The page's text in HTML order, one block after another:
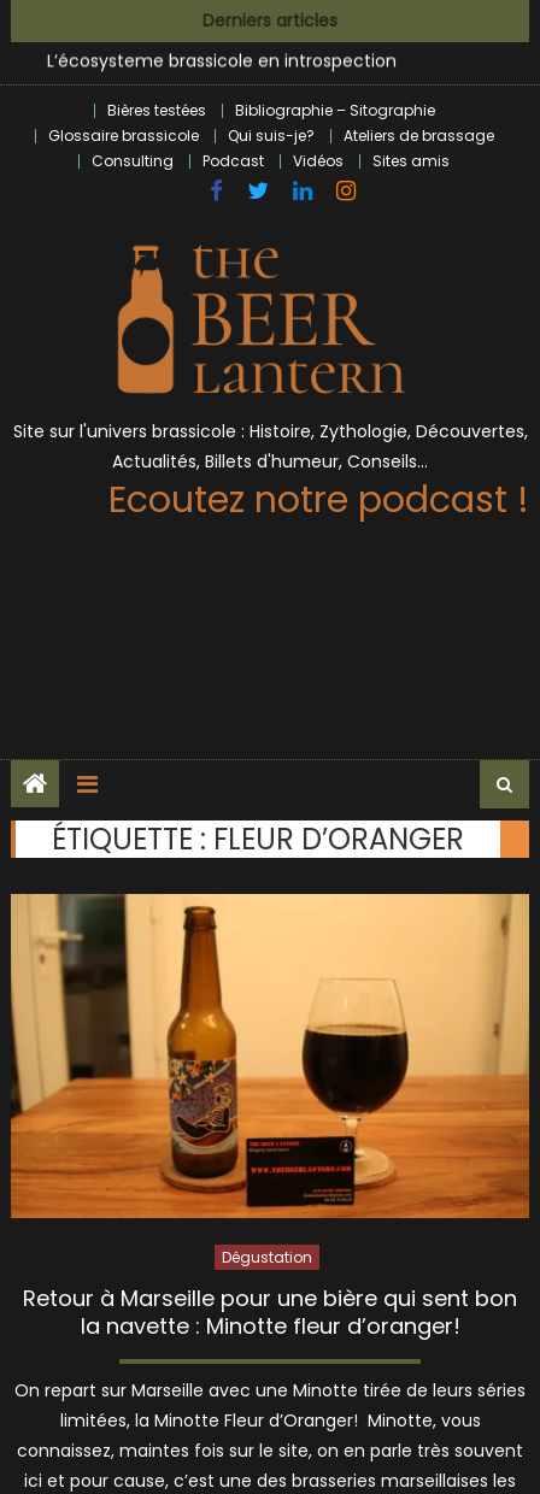
to
content
Derniers articles
L’écosysteme brassicole en introspection
Zoumaï : pionnier de la révolution craft à Marseille
L’intelligence artificielle dans le milieu brassicole
BrewDog racheté par Tilray pour une bouchée de pain ?
Bières et célébrités
Bières testées
Bibliographie – Sitographie
Glossaire brassicole
Qui suis-je?
Ateliers de brassage
Consulting
Podcast Vidéos Sites amis
Site sur l'univers brassicole : Histoire, Zythologie, Découvertes,
Actualités, Billets d'humeur, Conseils…
Ecoutez notre podcast !
ÉTIQUETTE : FLEUR D’ORANGER
Dégustation
Retour à Marseille pour une bière qui sent bon
la navette : Minotte fleur d’oranger!
On repart sur Marseille avec une Minotte tirée de leurs séries
limitées, la Minotte Fleur d’Oranger! Minotte, vous
connaissez, maintes fois sur le site, on en parle très souvent
ici et pour cause, c’est une des brasseries marseillaises les